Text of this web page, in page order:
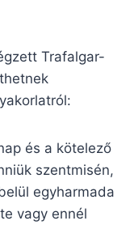
Trafalgar-
és a kötelező
szentmisén,
egyharmada
vagy ennél